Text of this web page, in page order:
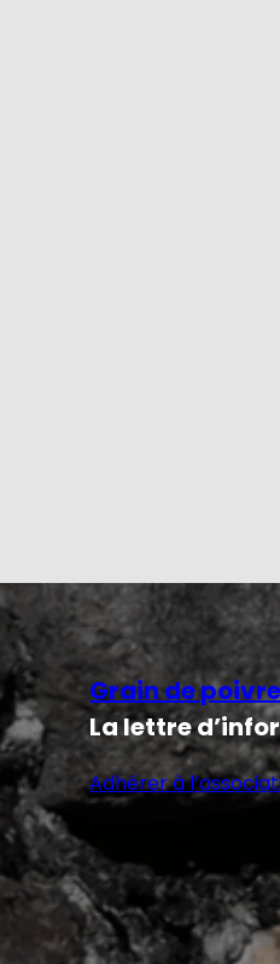
Grain de
La lettre
Adhérer à